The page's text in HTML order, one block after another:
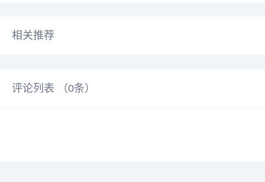
相关推荐
评论列表 （0条）